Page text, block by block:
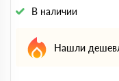
В наличии
Нашли